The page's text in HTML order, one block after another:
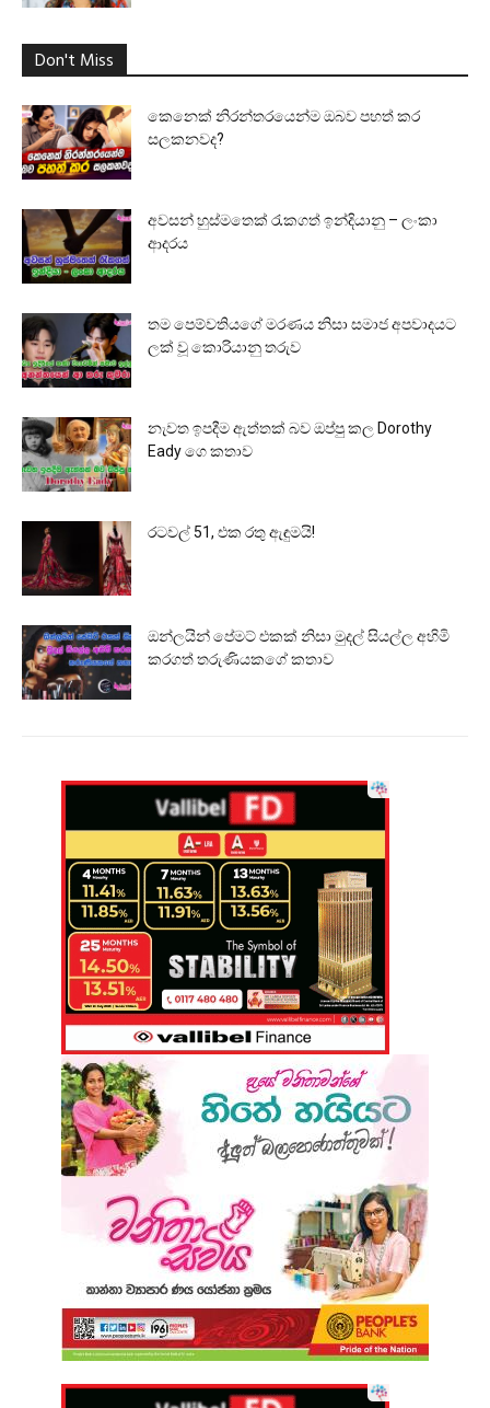
Don't Miss
කෙනෙක් නිරන්තරයෙන්ම ඔබව පහත් කර
සලකනවද?
අවසන් හුස්මතෙක් රැකගත් ඉන්දියානු – ලංකා
ආදරය
තම පෙම්වතියගේ මරණය නිසා සමාජ අපවාදයට
ලක් වූ කොරියානු තරුව
නැවත ඉපදීම ඇත්තක් බව ඔප්පු කල Dorothy
Eady ගෙ කතාව
රටවල් 51, එක රතු ඇඳුමයි!
ඔන්ලයින් පේමට් එකක් නිසා මුදල් සියල්ල අහිමි
කරගත් තරුණියකගේ කතාව